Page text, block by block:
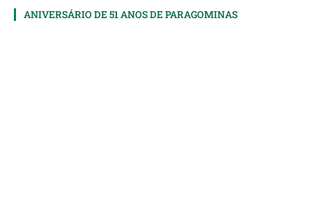
ANIVERSÁRIO DE 51 ANOS DE PARAGOMINAS